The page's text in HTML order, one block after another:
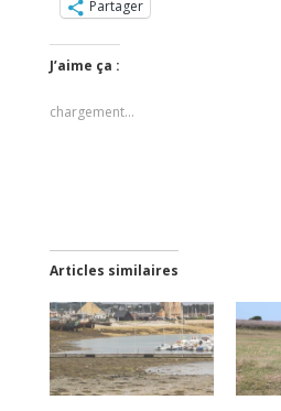
Partager
J’aime ça :
chargement…
Articles similaires